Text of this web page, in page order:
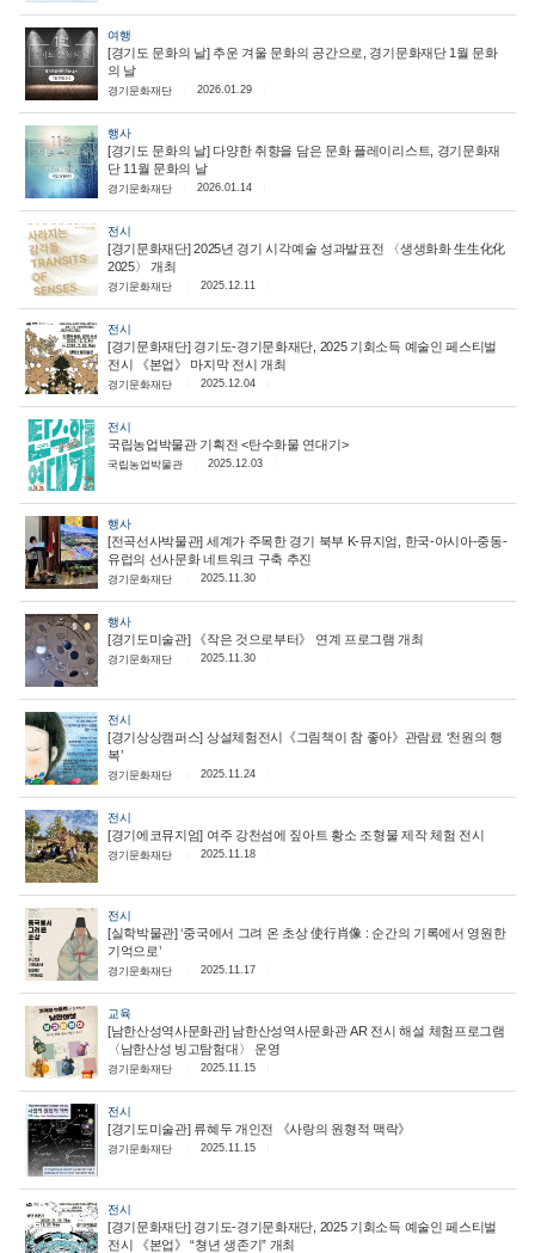
여행
[경기도 문화의 날] 추운 겨울 문화의 공간으로, 경기문화재단 1월 문화
의 날
경기문화재단 2026.01.29
행사
[경기도 문화의 날] 다양한 취향을 담은 문화 플레이리스트, 경기문화재
단 11월 문화의 날
경기문화재단 2026.01.14
전시
[경기문화재단] 2025년 경기 시각예술 성과발표전 〈생생화화 生生化化
2025〉 개최
경기문화재단 2025.12.11
전시
[경기문화재단] 경기도-경기문화재단, 2025 기회소득 예술인 페스티벌
전시 《본업》 마지막 전시 개최
경기문화재단 2025.12.04
전시
국립농업박물관 기획전 <탄수화물 연대기>
국립농업박물관 2025.12.03
행사
[전곡선사박물관] 세계가 주목한 경기 북부 K-뮤지엄, 한국-아시아-중동-
유럽의 선사문화 네트워크 구축 추진
경기문화재단 2025.11.30
행사
[경기도미술관] 《작은 것으로부터》 연계 프로그램 개최
경기문화재단 2025.11.30
전시
[경기상상캠퍼스] 상설체험전시《그림책이 참 좋아》관람료 ‘천원의 행
복’
경기문화재단 2025.11.24
전시
[경기에코뮤지엄] 여주 강천섬에 짚아트 황소 조형물 제작 체험 전시
경기문화재단 2025.11.18
전시
[실학박물관] ‘중국에서 그려 온 초상 使行肖像 : 순간의 기록에서 영원한
기억으로’
경기문화재단 2025.11.17
교육
[남한산성역사문화관] 남한산성역사문화관 AR 전시 해설 체험프로그램
〈남한산성 빙고탐험대〉 운영
경기문화재단 2025.11.15
전시
[경기도미술관] 류혜두 개인전 《사랑의 원형적 맥락》
경기문화재단 2025.11.15
전시
[경기문화재단] 경기도-경기문화재단, 2025 기회소득 예술인 페스티벌
전시 《본업》 “쳥년 생존기” 개최